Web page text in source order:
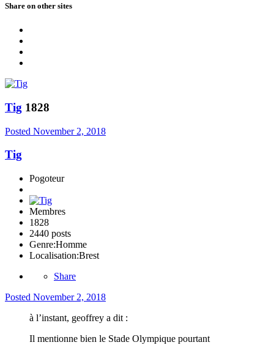
Share on other sites
Tig 1828
Posted November 2, 2018
Tig
Pogoteur
Membres
1828
2440 posts
Genre:Homme
Localisation:Brest
Share
Posted November 2, 2018
à l’instant, geoffrey a dit :
Il mentionne bien le Stade Olympique pourtant